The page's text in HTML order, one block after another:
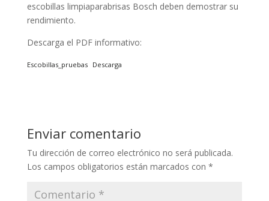
escobillas limpiaparabrisas Bosch deben demostrar su
rendimiento.
Descarga el PDF informativo:
Escobillas_pruebas Descarga
Enviar comentario
Tu dirección de correo electrónico no será publicada.
Los campos obligatorios están marcados con *